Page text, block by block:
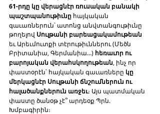
61-րդը կը վերացնէր ռուսական բանակի
պաշտպանութիւնը հայկական
գաւառներուն՝ ատոնց անվտանգութիւնը
թողելով Սուլթանի բարեացակամութեան
եւ Արեւմուտքի տէրութիւններու (Մեծն
Բրիտանիա, Գերմանիա…) հեռաւոր ու
բարոյական վերահսկողութեան , ինչ որ
փաստօրէն՝ հայկական գաւառները կը
մերկացնէր Սուլթանի ճնշումներուն ու
հալածանքներուն առջեւ։ Այս պատմական
փաստը ծանօթ չէ՞ արդեօք Պրն.
Խմբագիրին։